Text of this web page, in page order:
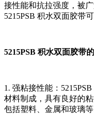
接性能和抗拉强度，被
5215PSB 积水双面胶带
5215PSB 积水双面胶带
1. 强粘接性能：
材料制成，具有良好的
包括塑料、金属和玻璃等